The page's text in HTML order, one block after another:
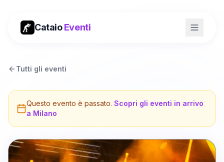
CataioEventi
Tutti gli eventi
Questo evento è passato. Scopri gli eventi in arrivo
a Milano